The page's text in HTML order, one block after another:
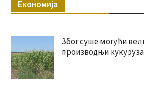
Економија
Због суше могући
производњи кукуруза